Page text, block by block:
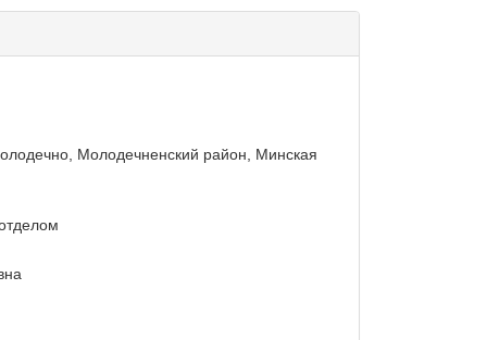
Молодечненский район, Минская